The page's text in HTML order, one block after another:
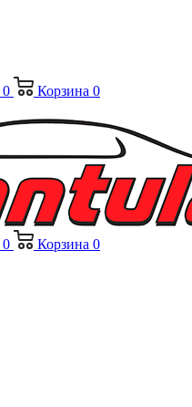
0 Корзина 0
0 Корзина 0